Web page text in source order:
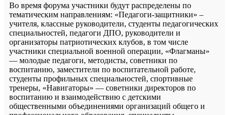
Во время форума участники будут распределены по
тематическим направлениям: «Педагоги-защитники» –
учителя, классные руководители, студенты педагогических
специальностей, педагоги ДПО, руководители и
организаторы патриотических клубов, в том числе
участники специальной военной операции, «Флагманы»
— молодые педагоги, методисты, советники по
воспитанию, заместители по воспитательной работе,
студенты профильных специальностей, спортивные
тренеры, «Навигаторы» — советники директоров по
воспитанию и взаимодействию с детскими
общественными объединениями организаций общего и